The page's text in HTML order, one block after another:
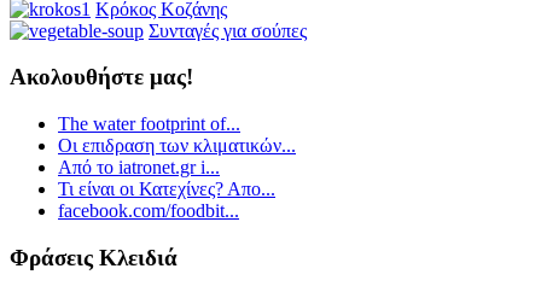
Κρόκος Κοζάνης
Συνταγές για σούπες
Ακολουθήστε μας!
The water footprint of...
Οι επιδραση των κλιματικών...
Από το iatronet.gr i...
Τι είναι οι Κατεχίνες? Απο...
facebook.com/foodbit...
Φράσεις Κλειδιά